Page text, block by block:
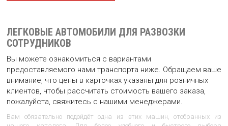
ЛЕГКОВЫЕ АВТОМОБИЛИ ДЛЯ РАЗВОЗКИ
СОТРУДНИКОВ
Вы можете ознакомиться с вариантами
предоставляемого нами транспорта ниже. Обращаем ваше
внимание, что цены в карточках указаны для розничных
клиентов, чтобы рассчитать стоимость вашего заказа,
пожалуйста, свяжитесь с нашими менеджерами.
Вам обязательно подойдёт одна из этих машин, отобранных из